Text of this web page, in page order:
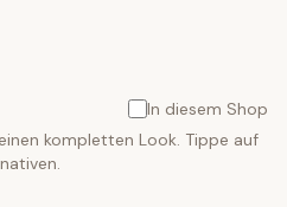
In diesem Shop
kompletten Look. Tippe auf